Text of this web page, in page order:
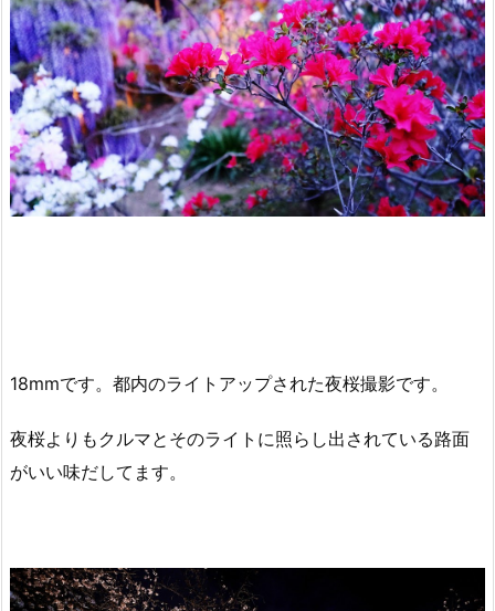
18mmです。都内のライトアップされた夜桜撮影です。
夜桜よりもクルマとそのライトに照らし出されている路面
がいい味だしてます。